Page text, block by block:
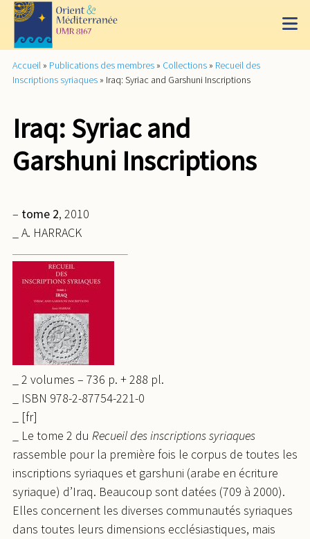
Accueil » Publications des membres » Collections » Recueil des
Inscriptions syriaques » Iraq: Syriac and Garshuni Inscriptions
Iraq: Syriac and
Garshuni Inscriptions
– tome 2, 2010
_ A. HARRACK
_ 2 volumes – 736 p. + 288 pl.
_ ISBN 978-2-87754-221-0
[fr]
_ Le tome 2 du Recueil des inscriptions syriaques
rassemble pour la première fois le corpus de toutes les
inscriptions syriaques et garshuni (arabe en écriture
syriaque) d’Iraq. Beaucoup sont datées (709 à 2000).
Elles concernent les diverses communautés syriaques
dans toutes leurs dimensions ecclésiastiques, mais